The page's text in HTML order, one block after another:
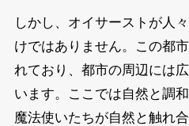
しかし、オイサーストが人
けではありません。この都
れており、都市の周辺には
います。ここでは自然と調
魔法使いたちが自然と触れ